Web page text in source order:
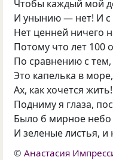
Чтобы каждый мой
И унынию — нет! И с
Нет ценней ничего
Потому что лет 100
По сравнению с
Это капелька в
Ах, как хочется
Подниму я глаза,
Было б мирное небо
И зеленые листья, и
©Анастасия